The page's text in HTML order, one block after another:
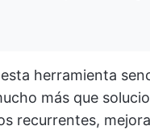
herramienta
más que
recurrentes,